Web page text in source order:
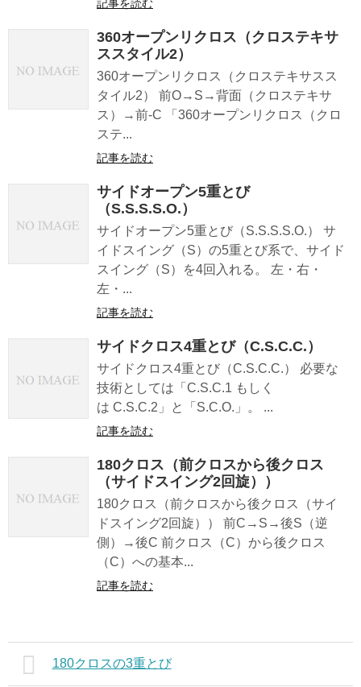
記事を読む
360オープンリクロス（クロステキサ
ススタイル2）
360オープンリクロス（クロステキサスス
タイル2） 前O→S→背面（クロステキサ
ス）→前-C 「360オープンリクロス（クロ
ステ...
記事を読む
サイドオープン5重とび
（S.S.S.S.O.）
サイドオープン5重とび（S.S.S.S.O.） サ
イドスイング（S）の5重とび系で、サイド
スイング（S）を4回入れる。 左・右・
左・...
記事を読む
サイドクロス4重とび（C.S.C.C.）
サイドクロス4重とび（C.S.C.C.） 必要な
技術としては「C.S.C.1 もしく
は C.S.C.2」と「S.C.O.」。 ...
記事を読む
180クロス（前クロスから後クロス
（サイドスイング2回旋））
180クロス（前クロスから後クロス（サイ
ドスイング2回旋）） 前C→S→後S（逆
側）→後C 前クロス（C）から後クロス
（C）への基本...
記事を読む
180クロスの3重とび